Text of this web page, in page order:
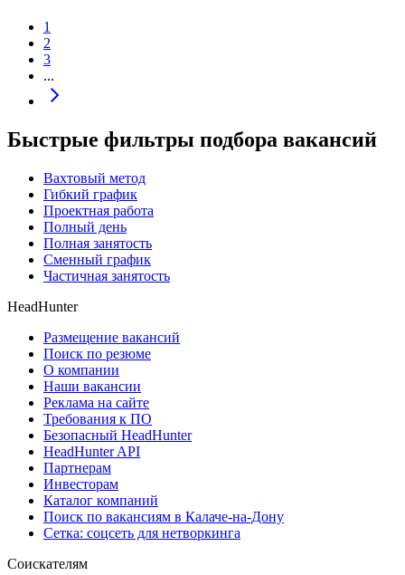
1
2
3
...
Быстрые фильтры подбора вакансий
Вахтовый метод
Гибкий график
Проектная работа
Полный день
Полная занятость
Сменный график
Частичная занятость
HeadHunter
Размещение вакансий
Поиск по резюме
О компании
Наши вакансии
Реклама на сайте
Требования к ПО
Безопасный HeadHunter
HeadHunter API
Партнерам
Инвесторам
Каталог компаний
Поиск по вакансиям в Калаче-на-Дону
Сетка: соцсеть для нетворкинга
Соискателям